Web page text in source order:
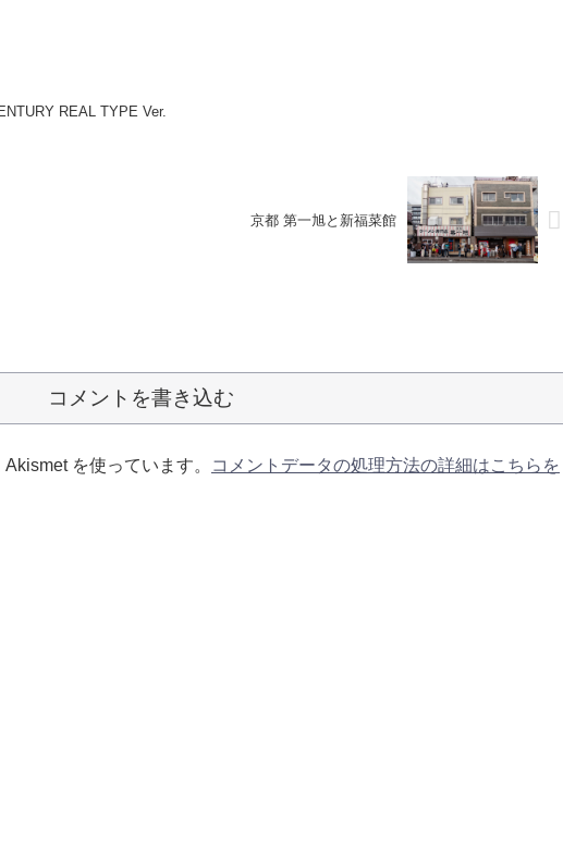
REAL TYPE Ver.
京都 第一旭と新福菜館
コメントを書き込む
を使っています。
コメントデータの処理方法の詳細はこちらを